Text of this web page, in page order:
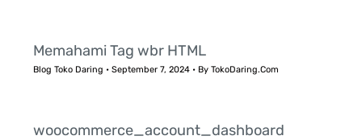
Memahami Tag wbr HTML
Blog Toko Daring •September 7, 2024 • ByTokoDaring.Com
woocommerce_account_dashboard